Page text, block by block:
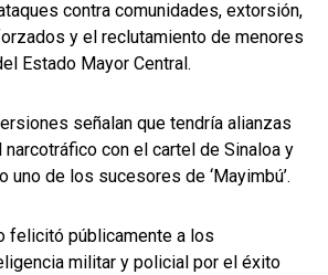
contra comunidades, extorsión,
y el reclutamiento de menores
Estado Mayor Central.
señalan que tendría alianzas
con el cartel de Sinaloa y
uno de los sucesores de ‘Mayimbú’.
felicitó públicamente a los
militar y policial por el éxito